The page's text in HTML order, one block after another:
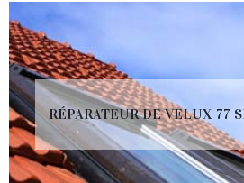
RÉPARATEUR DE VELUX 77